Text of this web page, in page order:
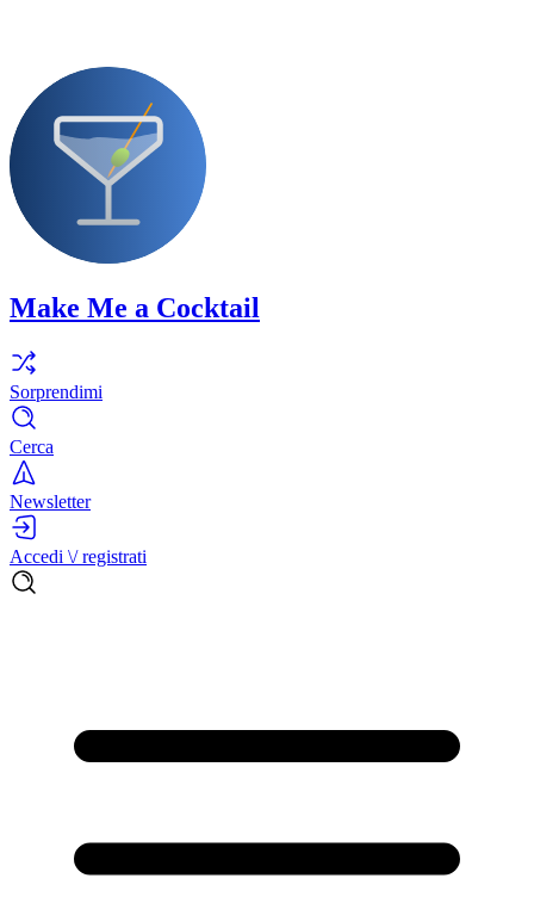
Make Me a Cocktail
Sorprendimi
Cerca
Newsletter
Accedi \/ registrati